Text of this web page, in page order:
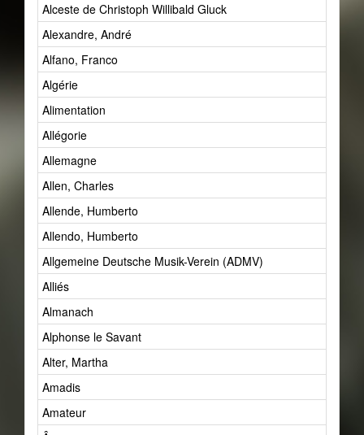
Alceste de Christoph Willibald Gluck
Alexandre, André
Alfano, Franco
Algérie
Alimentation
Allégorie
Allemagne
Allen, Charles
Allende, Humberto
Allendo, Humberto
Allgemeine Deutsche Musik-Verein (ADMV)
Alliés
Almanach
Alphonse le Savant
Alter, Martha
Amadis
Amateur